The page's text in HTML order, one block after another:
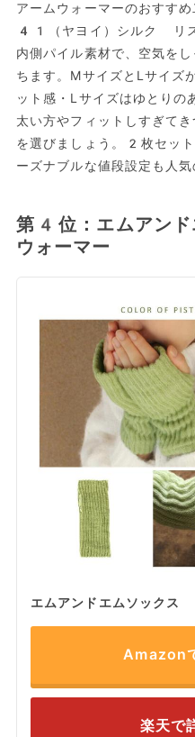
アームウォーマーのおすす
41（ヤヨイ）シルク リ
内側パイル素材で、空気を
ちます。MサイズとLサイズ
ット感・Lサイズはゆとりの
太い方やフィットしすぎて
を選びましょう。2枚セ
ーズナブルな値段設定も人気
第4位：エムアン
ウォーマー
エムアンドエムソックス
Amazon
楽天で